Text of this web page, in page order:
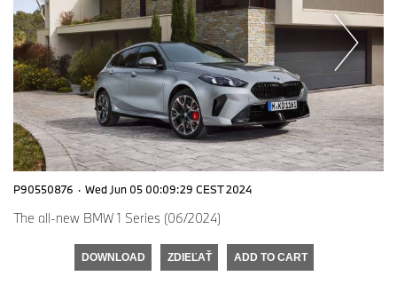
P90550876 · Wed Jun 05 00:09:29 CEST 2024
The all-new BMW 1 Series (06/2024)
DOWNLOAD ZDIEĽAŤ ADD TO CART